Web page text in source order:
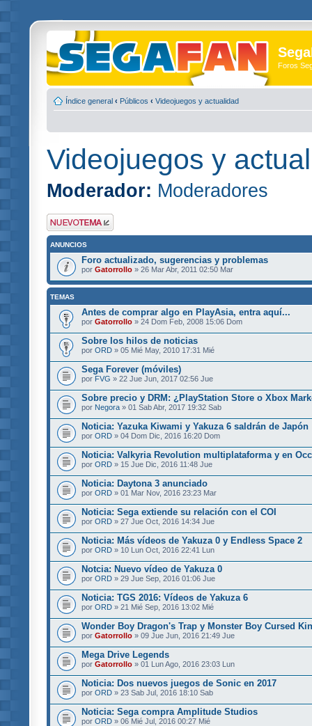
Foros
Índice general ‹ Públicos ‹ Videojuegos y actualidad
Videojuegos y
Moderador: Moderadores
Publicar un nuevo
tema
ANUNCIOS
Foro actualizado, sugerencias y problemas
por Gatorrollo » 26 Mar Abr, 2011 02:50 Mar
TEMAS
Antes de comprar algo en PlayAsia, entra aquí...
por Gatorrollo » 24 Dom Feb, 2008 15:06 Dom
Sobre los hilos de noticias
por ORD » 05 Mié May, 2010 17:31 Mié
Sega Forever (móviles)
por FVG » 22 Jue Jun, 2017 02:56 Jue
Sobre precio y DRM: ¿PlayStation Store o Xbox
por Negora » 01 Sab Abr, 2017 19:32 Sab
Noticia: Yazuka Kiwami y Yakuza 6 saldrán de Japón
por ORD » 04 Dom Dic, 2016 16:20 Dom
Noticia: Valkyria Revolution multiplataforma y en
por ORD » 15 Jue Dic, 2016 11:48 Jue
Noticia: Daytona 3 anunciado
por ORD » 01 Mar Nov, 2016 23:23 Mar
Noticia: Sega extiende su relación con el COI
por ORD » 27 Jue Oct, 2016 14:34 Jue
Noticia: Más vídeos de Yakuza 0 y Endless Space 2
por ORD » 10 Lun Oct, 2016 22:41 Lun
Notcia: Nuevo vídeo de Yakuza 0
por ORD » 29 Jue Sep, 2016 01:06 Jue
Noticia: TGS 2016: Vídeos de Yakuza 6
por ORD » 21 Mié Sep, 2016 13:02 Mié
Wonder Boy Dragon's Trap y Monster Boy Cursed
por Gatorrollo » 09 Jue Jun, 2016 21:49 Jue
Mega Drive Legends
por Gatorrollo » 01 Lun Ago, 2016 23:03 Lun
Noticia: Dos nuevos juegos de Sonic en 2017
por ORD » 23 Sab Jul, 2016 18:10 Sab
Noticia: Sega compra Amplitude Studios
por ORD » 06 Mié Jul, 2016 00:27 Mié